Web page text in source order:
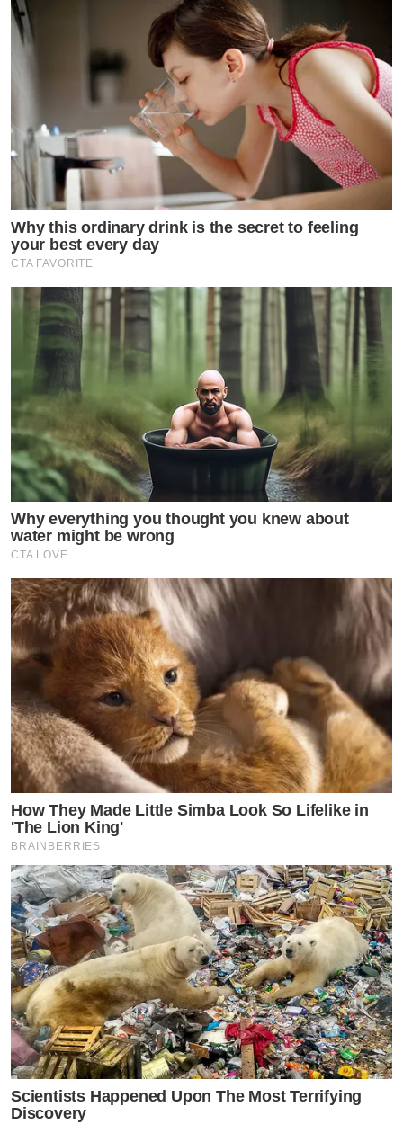
ภาพเหล่านี้สะท้อนให้เห็นถึงอีกมุมหนึ่งของนักแสดงหนุ่มที่ไม่
ได้มีดีแค่หน้าตาและความสามารถ แต่ยังเป็นคนที่มีจิตใจ
งดงามและไม่เคยลืมรากเหง้าของตนเอง ทำให้ชาวเน็ตและ
แฟนคลับจำนวนมากเข้ามาร่วมคอมเมนต์ชื่นชมในความน่า
รักและความกตัญญูของหนุ่มก็อตอย่างล้นหลาม จนกลาย
เป็นอีกหนึ่งกระแสไวรัลที่สร้างรอยยิ้มและความรู้สึกดีๆ ให้
กับทุกคน
การกระทำของ “ก็อต อิทธิพัทธ์” ในครั้งนี้ ไม่เพียงแต่จะ
สร้างความสุขให้กับครอบครัวของเขาเอง แต่ยังเป็นตัวอย่าง
ที่ดีและสร้างแรงบันดาลใจให้กับสังคมในเรื่องของความรัก
และความผูกพันในครอบครัว ทำให้เห็นว่าไม่ว่าชีวิตจะ
ประสบความสำเร็จมากแค่ไหน สิ่งสำคัญที่สุดคือการไม่ลืมผู้
ที่อยู่เบื้องหลังและคอยสนับสนุนเรามาโดยตลอด
Why this ordinary drink is the secret to feeling
your best every day
CTA FAVORITE
Why everything you thought you knew about
water might be wrong
CTA LOVE
How They Made Little Simba Look So Lifelike in
'The Lion King'
BRAINBERRIES
Scientists Happened Upon The Most Terrifying
Discovery